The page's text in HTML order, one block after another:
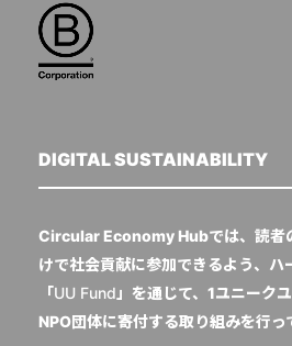
DIGITAL SUSTAINABILITY
Circular Economy Hubでは、読者
けで社会貢献に参加できるよう、ハ
「UU Fund 」を通じて、1ユニーク
NPO団体に寄付する取り組みを行っ